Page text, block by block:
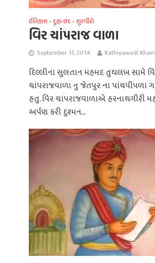
ઈતિહાસ • દુહા-છંદ • શુરવીરો
વિર ચાંપરાજ વાળા
September 15, 2014 Kathiyawadi
દિલ્લીના સુલતાન મહમદ તુઘલખ સામે
ચાંપરાજવાળા નુ જેતપુર ના પાંચપીપળા
હતુ. વિર ચાંપરાજવાળાએ હરનાથગીરી
અર્પણ કરી દુશ્મન...